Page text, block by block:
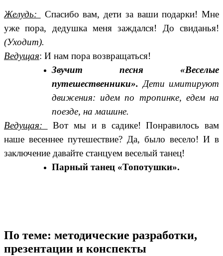
Желудь:
Спасибо вам, дети за ваши подарки! Мне
уже пора, дедушка меня заждался! До свиданья!
(Уходит).
Ведущая: И нам пора возвращаться!
Звучит песня «Веселые
путешественники». Дети имитируют
движения: идем по тропинке, едем на
поезде, на машине.
Ведущая:
Вот мы и в садике! Понравилось вам
наше весеннее путешествие? Да, было весело! И в
заключение давайте станцуем веселый танец!
Парный танец «Топотушки».
По теме: методические разработки,
презентации и конспекты